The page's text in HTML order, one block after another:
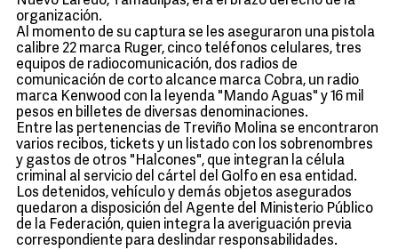
organización.
Al momento de su captura se les aseguraron una pistola
calibre 22 marca Ruger, cinco teléfonos celulares, tres
equipos de radiocomunicación, dos radios de
comunicación de corto alcance marca Cobra, un radio
marca Kenwood con la leyenda "Mando Aguas" y 16 mil
pesos en billetes de diversas denominaciones.
Entre las pertenencias de Treviño Molina se encontraron
varios recibos, tickets y un listado con los sobrenombres
y gastos de otros "Halcones", que integran la célula
criminal al servicio del cártel del Golfo en esa entidad.
Los detenidos, vehículo y demás objetos asegurados
quedaron a disposición del Agente del Ministerio Público
de la Federación, quien integra la averiguación previa
correspondiente para deslindar responsabilidades.